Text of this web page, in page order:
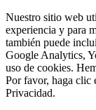
Nuestro sitio web
experiencia y para
también puede
Google Analytics,
uso de cookies.
Por favor, haga clic
Privacidad.